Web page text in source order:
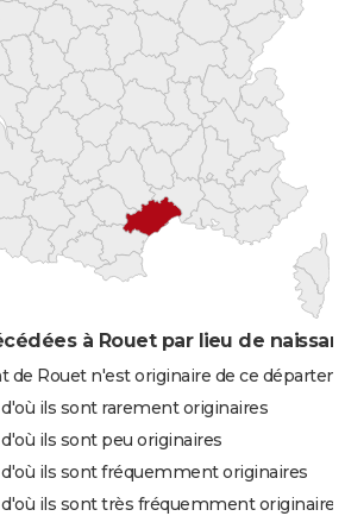
à Rouet par lieu de
de Rouet n'est originaire de ce
ils sont rarement originaires
ils sont peu originaires
ils sont fréquemment originaires
ils sont très fréquemment originaires